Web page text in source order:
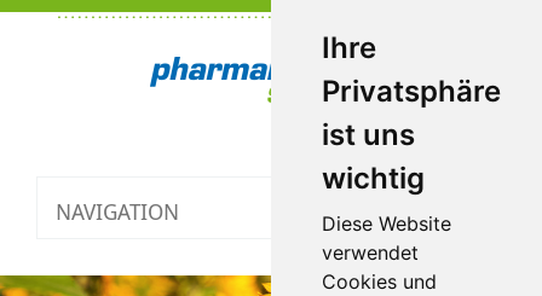
Ihre
Privatsphäre
ist uns
wichtig
Diese Website
verwendet
Cookies und
NAVIGATION